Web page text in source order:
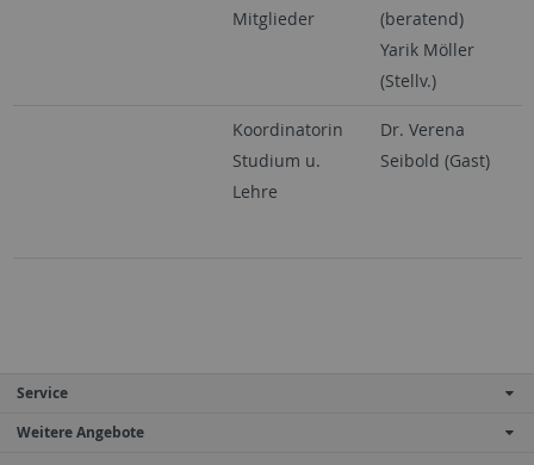
Mitglieder
(beratend)
Yarik Möller
(Stellv.)
Koordinatorin
Studium u.
Lehre
Dr. Verena
Seibold (Gast)
Service
Weitere Angebote